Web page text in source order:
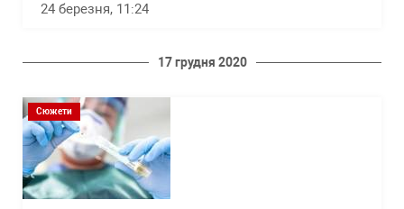
24 березня, 11:24
17 грудня 2020
Сюжети